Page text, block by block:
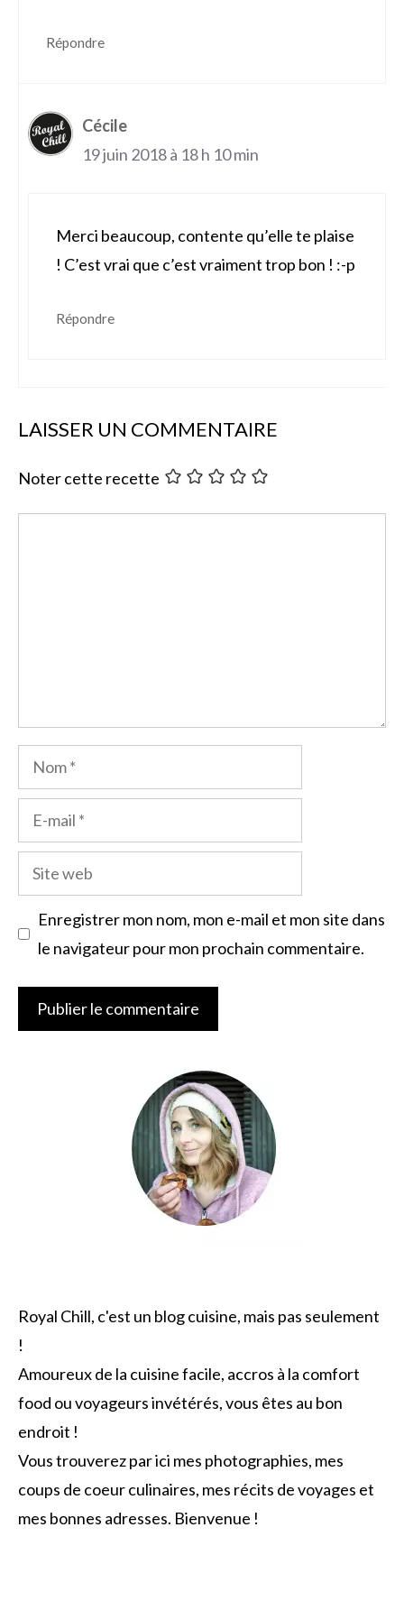
Répondre
Cécile
19 juin 2018 à 18 h 10 min
Merci beaucoup, contente qu’elle te plaise
! C’est vrai que c’est vraiment trop bon ! :-p
Répondre
LAISSER UN COMMENTAIRE
Noter cette recette
Nom
mail
Site
web
Enregistrer mon nom, mon e-mail et mon site dans
le navigateur pour mon prochain commentaire.
Royal Chill, c'est un blog cuisine, mais pas seulement
!
Amoureux de la cuisine facile, accros à la comfort
food ou voyageurs invétérés, vous êtes au bon
endroit !
Vous trouverez par ici mes photographies, mes
coups de coeur culinaires, mes récits de voyages et
mes bonnes adresses. Bienvenue !